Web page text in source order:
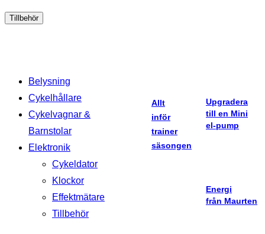
Tillbehör
Belysning
Cykelhållare
Cykelvagnar &
Barnstolar
Elektronik
Cykeldator
Klockor
Effektmätare
Tillbehör
Allt
inför
trainer
säsongen
Upgradera
till en Mini
el-pump
Energi
från Maurten